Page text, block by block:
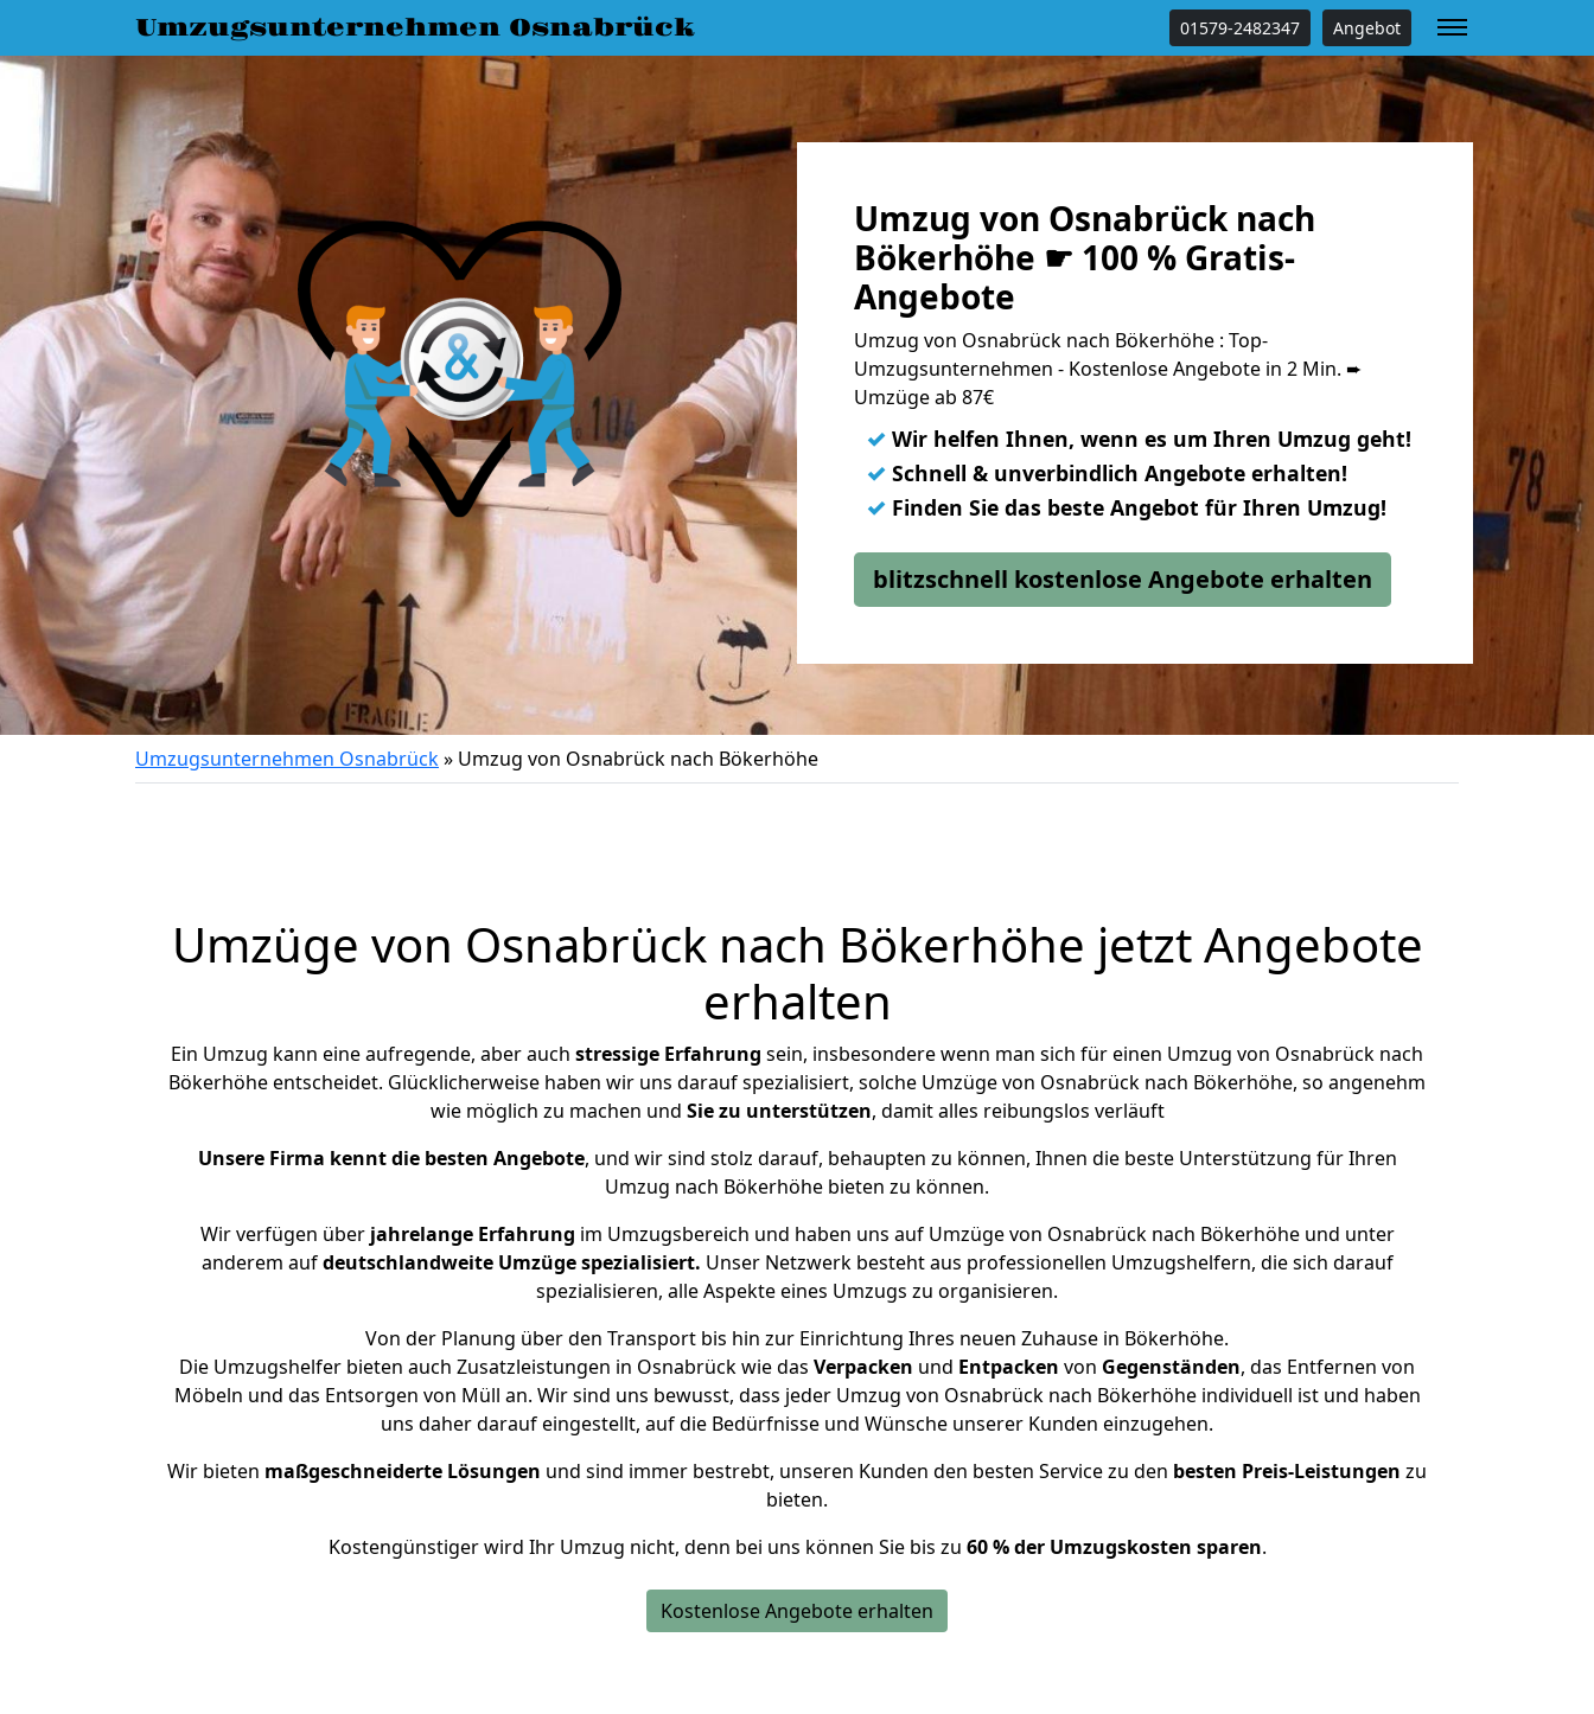
Umzugsunternehmen Osnabrück 01579-2482347 Angebot
Umzug von Osnabrück nach
Bökerhöhe ☛ 100 % Gratis-
Angebote
Umzug von Osnabrück nach Bökerhöhe : Top-
Umzugsunternehmen - Kostenlose Angebote in 2 Min. ➨
Umzüge ab 87€
✓ Wir helfen Ihnen, wenn es um Ihren Umzug geht!
✓ Schnell & unverbindlich Angebote erhalten!
✓ Finden Sie das beste Angebot für Ihren Umzug!
blitzschnell kostenlose Angebote erhalten
Umzugsunternehmen Osnabrück» Umzug von Osnabrück nach Bökerhöhe
Umzüge von Osnabrück nach Bökerhöhe jetzt Angebote
erhalten
Ein Umzug kann eine aufregende, aber auch stressige Erfahrung sein, insbesondere wenn man sich für einen Umzug von Osnabrück nach
Bökerhöhe entscheidet. Glücklicherweise haben wir uns darauf spezialisiert, solche Umzüge von Osnabrück nach Bökerhöhe, so angenehm
wie möglich zu machen und Sie zu unterstützen, damit alles reibungslos verläuft
Unsere Firma kennt die besten Angebote, und wir sind stolz darauf, behaupten zu können, Ihnen die beste Unterstützung für Ihren
Umzug nach Bökerhöhe bieten zu können.
Wir verfügen überjahrelange Erfahrung im Umzugsbereich und haben uns auf Umzüge von Osnabrück nach Bökerhöhe und unter
anderem aufdeutschlandweite Umzüge spezialisiert. Unser Netzwerk besteht aus professionellen Umzugshelfern, die sich darauf
spezialisieren, alle Aspekte eines Umzugs zu organisieren.
Von der Planung über den Transport bis hin zur Einrichtung Ihres neuen Zuhause in Bökerhöhe.
Die Umzugshelfer bieten auch Zusatzleistungen in Osnabrück wie das Verpacken und Entpacken von Gegenständen, das Entfernen von
Möbeln und das Entsorgen von Müll an. Wir sind uns bewusst, dass jeder Umzug von Osnabrück nach Bökerhöhe individuell ist und haben
uns daher darauf eingestellt, auf die Bedürfnisse und Wünsche unserer Kunden einzugehen.
Wir bieten maßgeschneiderte Lösungen und sind immer bestrebt, unseren Kunden den besten Service zu den besten Preis-Leistungen zu
bieten.
Kostengünstiger wird Ihr Umzug nicht, denn bei uns können Sie bis zu 60 % der Umzugskosten sparen.
Kostenlose Angebote erhalten